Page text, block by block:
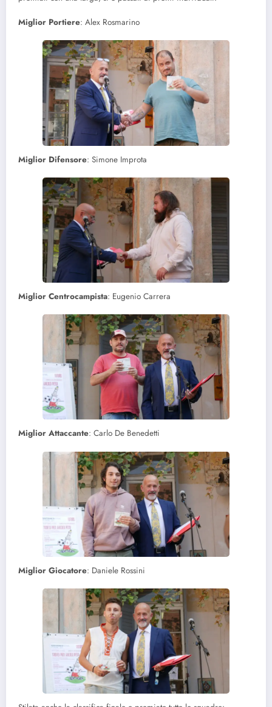
Miglior Portiere: Alex Rosmarino
Miglior Difensore: Simone Improta
Miglior Centrocampista: Eugenio Carrera
Miglior Attaccante: Carlo De Benedetti
Miglior Giocatore: Daniele Rossini